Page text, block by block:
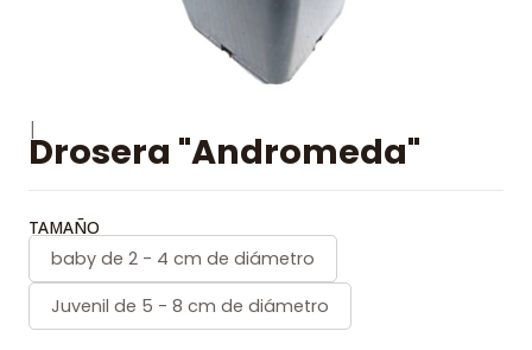
|
Drosera "Andromeda"
TAMAÑO
baby de 2 - 4 cm de diámetro
Juvenil de 5 - 8 cm de diámetro